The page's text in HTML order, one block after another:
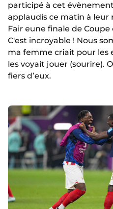
participé à cet
applaudis ce matin à leur
Fair eune finale de Coupe
C'est incroyable ! Nous
ma femme criait pour les
les voyait jouer (sourire).
fiers d’eux.